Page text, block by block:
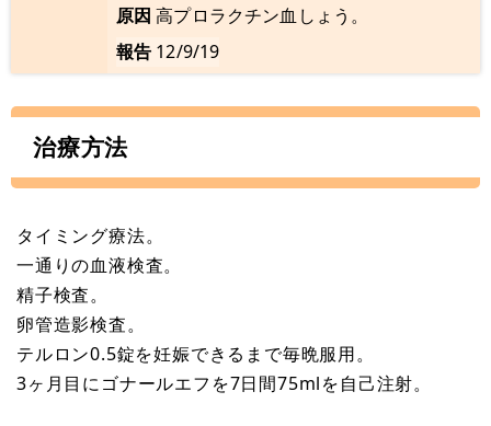
原因 高プロラクチン血しょう。
報告 12/9/19
治療方法
タイミング療法。
一通りの血液検査。
精子検査。
卵管造影検査。
テルロン0.5錠を妊娠できるまで毎晩服用。
3ヶ月目にゴナールエフを7日間75mlを自己注射。